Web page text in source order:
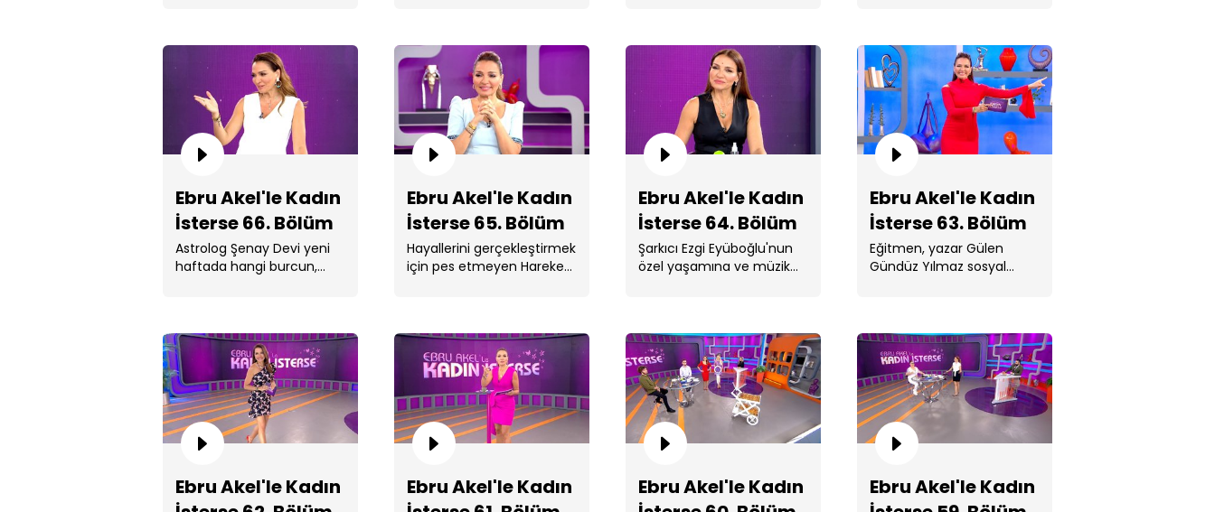
Ebru Akel'le Kadın İsterse 65.
Ebru Akel'le Kadın İsterse 64.
Ebru Akel'le Kadın İsterse 63.
Bölüm
Ebru Akel'le Kadın
İsterse 66. Bölüm
Astrolog Şenay Devi yeni
haftada hangi burcun,
Ebru Akel'le Kadın
İsterse 65. Bölüm
Hayallerini gerçekleştirmek
için pes etmeyen Hareket
Ebru Akel'le Kadın
İsterse 64. Bölüm
Şarkıcı Ezgi Eyüboğlu'nun
özel yaşamına ve müzik
Ebru Akel'le Kadın
İsterse 63. Bölüm
Eğitmen, yazar Gülen
Gündüz Yılmaz sosyal
Ebru Akel'le Kadın
Ebru Akel'le Kadın
Ebru Akel'le Kadın
Ebru Akel'le Kadın